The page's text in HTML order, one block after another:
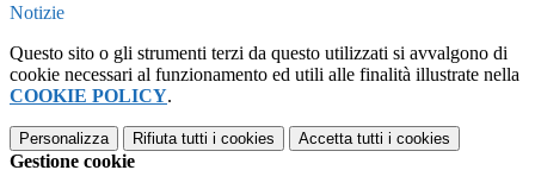
Notizie
Questo sito o gli strumenti terzi da questo utilizzati si avvalgono di
cookie necessari al funzionamento ed utili alle finalità illustrate nella
COOKIE POLICY.
Personalizza Rifiuta tutti i cookies Accetta tutti i cookies
Gestione cookie